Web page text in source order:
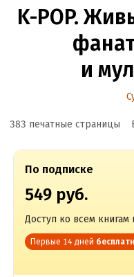
K-POP.
и
383 печатные страницы
По подписке
549 руб.
Доступ ко всем книгам
Первые 14 дней